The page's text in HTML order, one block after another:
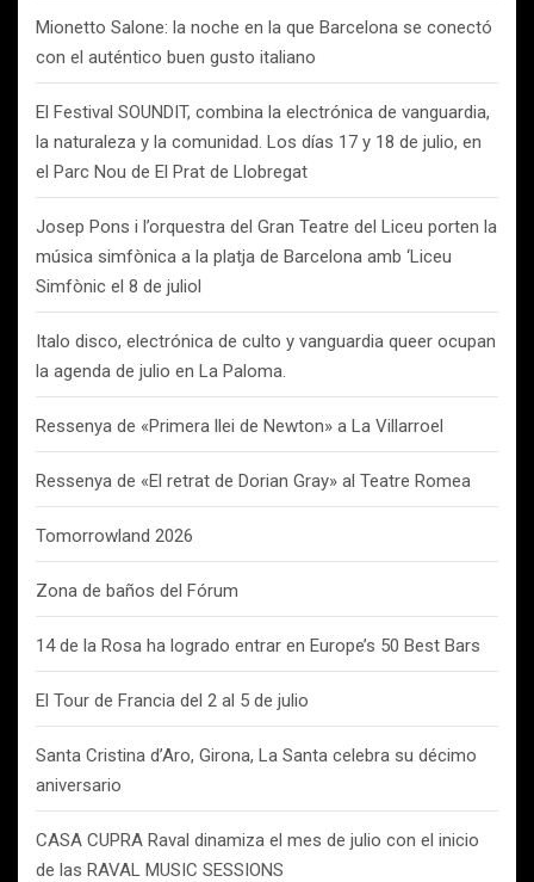
Mionetto Salone: la noche en la que Barcelona se conectó
con el auténtico buen gusto italiano
El Festival SOUNDIT, combina la electrónica de vanguardia,
la naturaleza y la comunidad. Los días 17 y 18 de julio, en
el Parc Nou de El Prat de Llobregat
Josep Pons i l’orquestra del Gran Teatre del Liceu porten la
música simfònica a la platja de Barcelona amb ‘Liceu
Simfònic el 8 de juliol
Italo disco, electrónica de culto y vanguardia queer ocupan
la agenda de julio en La Paloma.
Ressenya de «Primera llei de Newton» a La Villarroel
Ressenya de «El retrat de Dorian Gray» al Teatre Romea
Tomorrowland 2026
Zona de baños del Fórum
14 de la Rosa ha logrado entrar en Europe’s 50 Best Bars
El Tour de Francia del 2 al 5 de julio
Santa Cristina d’Aro, Girona, La Santa celebra su décimo
aniversario
CASA CUPRA Raval dinamiza el mes de julio con el inicio
de las RAVAL MUSIC SESSIONS